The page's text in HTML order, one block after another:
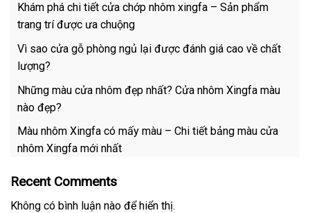
Khám phá chi tiết cửa chớp nhôm xingfa – Sản phẩm
trang trí được ưa chuộng
Vì sao cửa gỗ phòng ngủ lại được đánh giá cao về chất
lượng?
Những màu cửa nhôm đẹp nhất? Cửa nhôm Xingfa màu
nào đẹp?
Màu nhôm Xingfa có mấy màu – Chi tiết bảng màu cửa
nhôm Xingfa mới nhất
Recent Comments
Không có bình luận nào để hiển thị.